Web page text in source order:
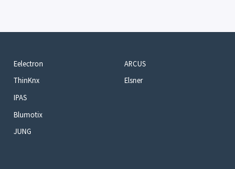
Eelectron
ThinKnx
IPAS
Blumotix
JUNG
ARCUS
Elsner